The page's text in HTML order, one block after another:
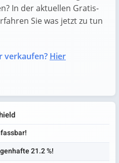
In der aktuellen Gratis-
Sie was jetzt zu tun
verkaufen? Hier
21.2 %!